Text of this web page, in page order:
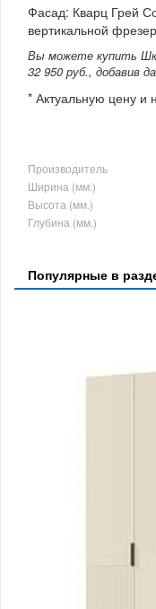
Фасад: Кварц Грей
вертикальной
Вы можете купить
32 950 руб., добавив
* Актуальную цену и
Производитель
Ширина (мм.)
Высота (мм.)
Глубина (мм.)
Популярные в